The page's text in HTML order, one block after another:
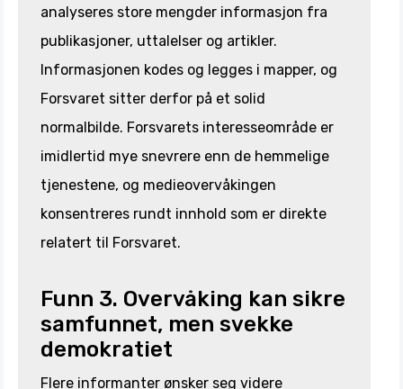
analyseres store mengder informasjon fra
publikasjoner, uttalelser og artikler.
Informasjonen kodes og legges i mapper, og
Forsvaret sitter derfor på et solid
normalbilde. Forsvarets interesseområde er
imidlertid mye snevrere enn de hemmelige
tjenestene, og medieovervåkingen
konsentreres rundt innhold som er direkte
relatert til Forsvaret.
Funn 3. Overvåking kan sikre
samfunnet, men svekke
demokratiet
Flere informanter ønsker seg videre